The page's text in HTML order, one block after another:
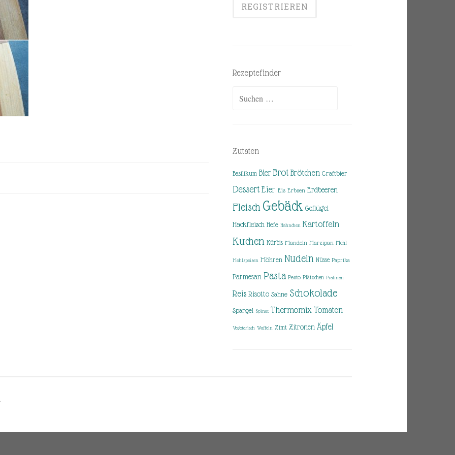
Rezeptefinder
Zutaten
Basilikum Bier Brot Brötchen Craftbier
Dessert Eier Eis Erbsen Erdbeeren
Fleisch Gebäck Geflügel
Hackfleisch Hefe Hähnchen Kartoffeln
Kuchen Kürbis Mandeln Marzipan Mehl
Mehlspeisen Möhren Nudeln Nüsse Paprika
Parmesan Pasta Pesto Plätzchen Pralinen
Reis Risotto Sahne Schokolade
Spargel Spinat Thermomix Tomaten
Vegetarisch Waffeln Zimt Zitronen Äpfel